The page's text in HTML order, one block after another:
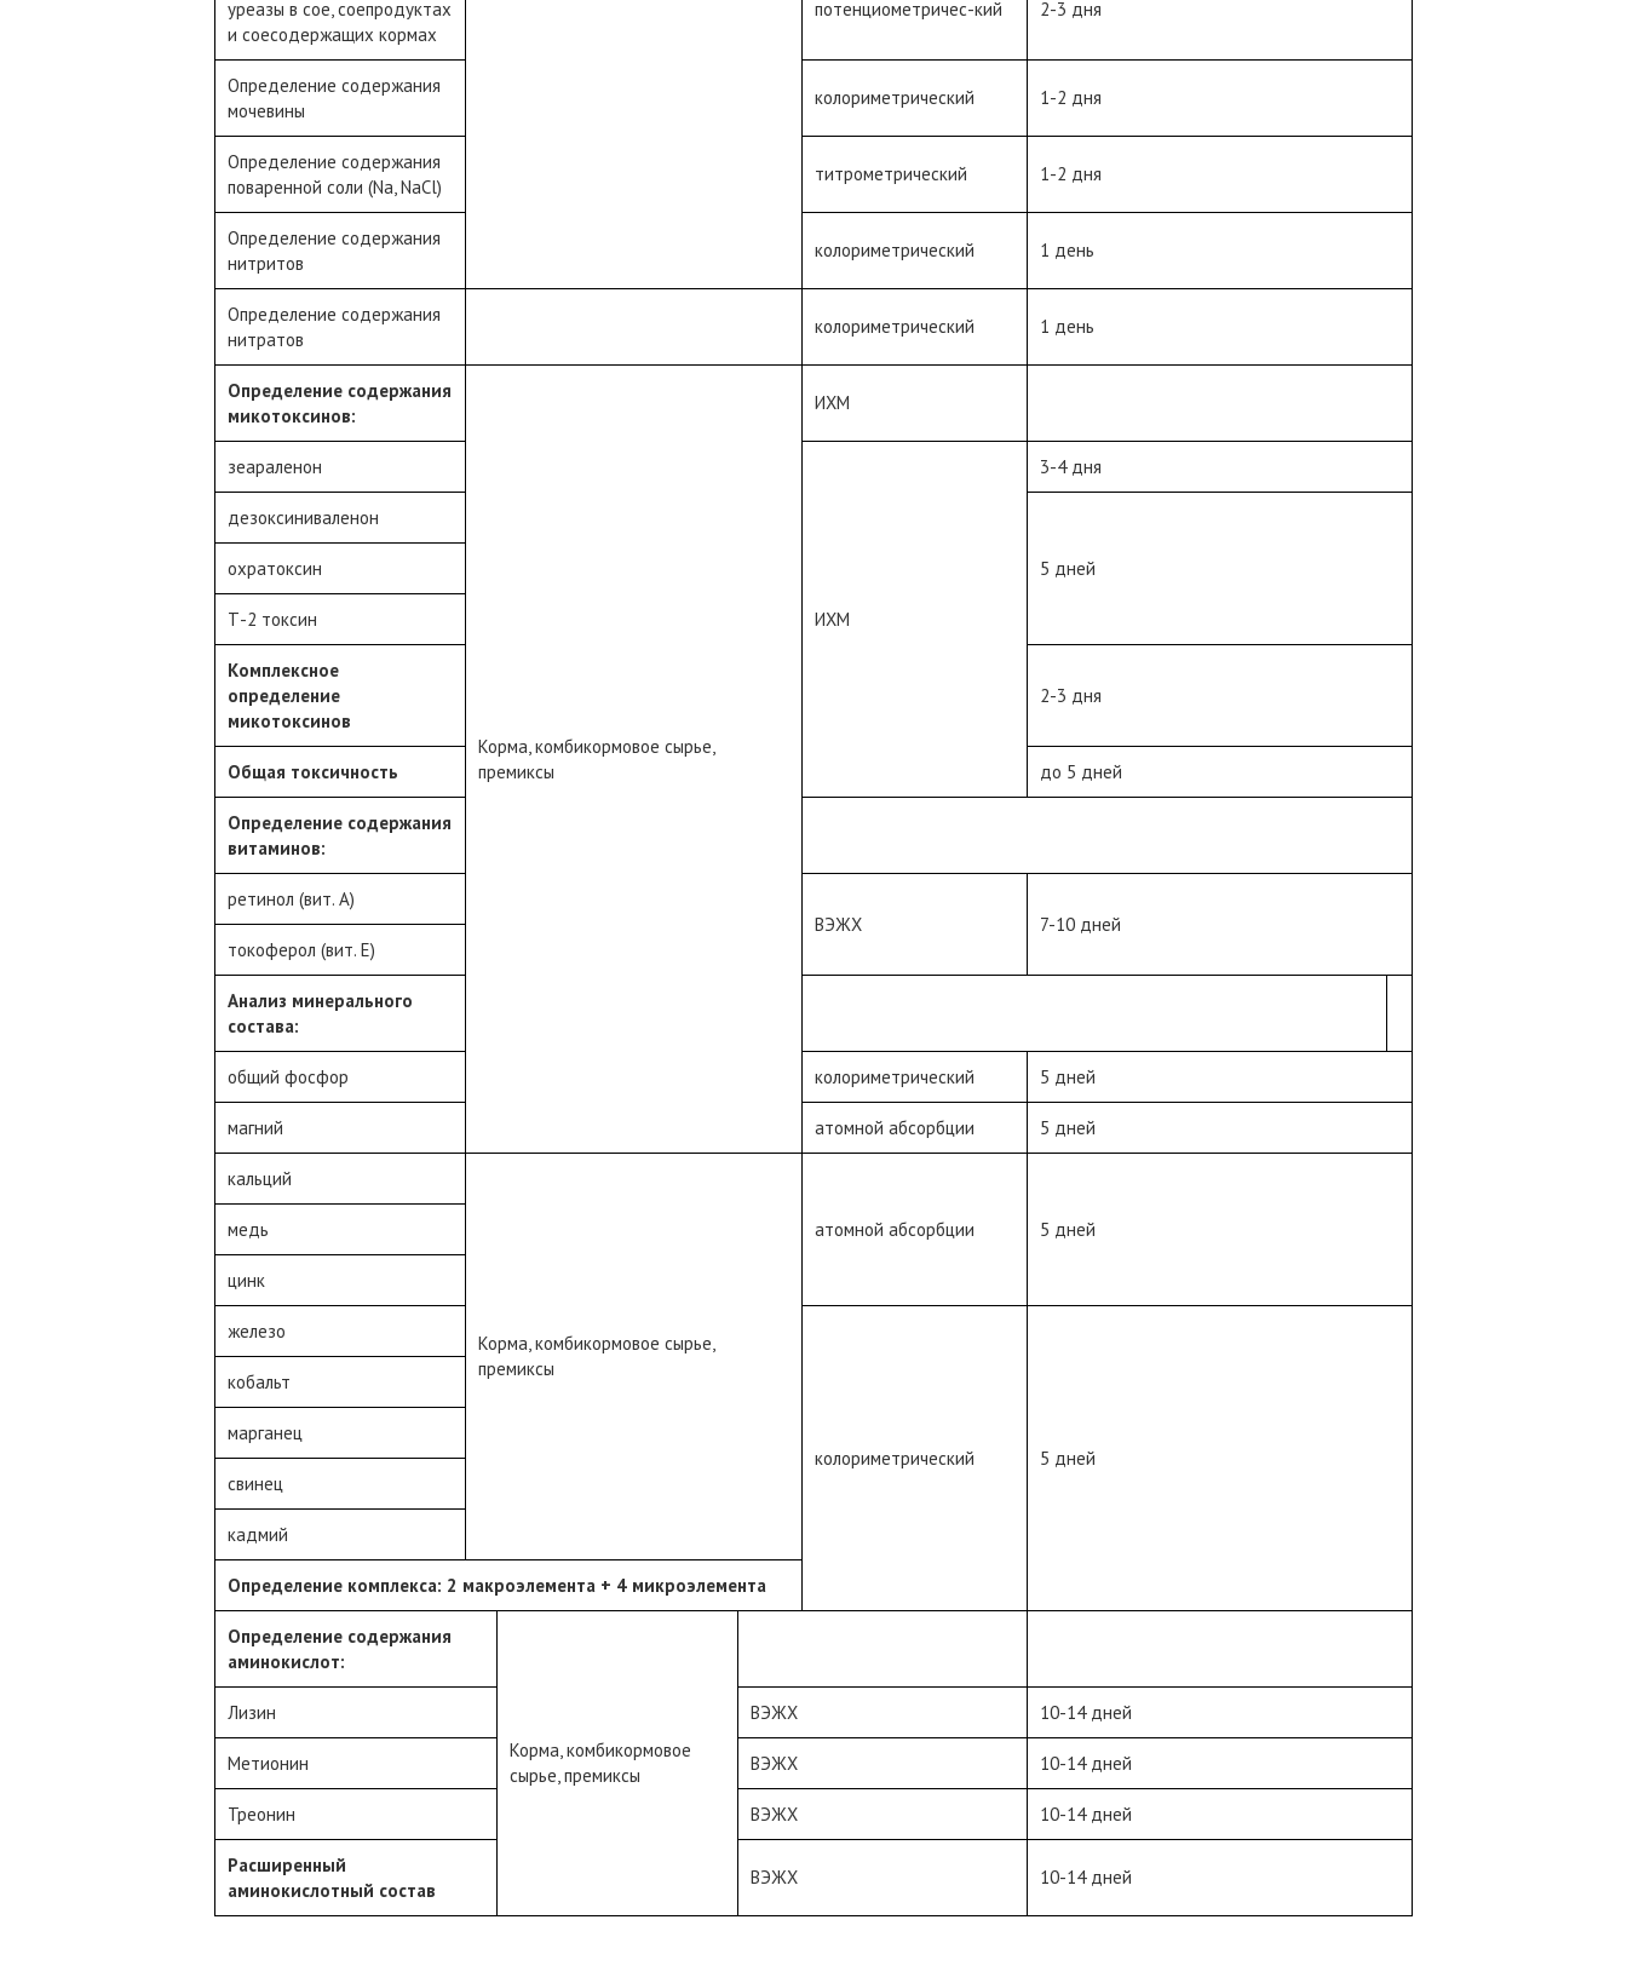
уреазы в сое, соепродуктах
и соесодержащих кормах
потенциометричес-кий 2-3 дня
Определение содержания
мочевины
колориметрический 1-2 дня
Определение содержания
поваренной соли (Na, NaCl)
титрометрический 1-2 дня
Определение содержания
нитритов
колориметрический 1 день
Определение содержания
нитратов
колориметрический 1 день
Определение содержания
микотоксинов:
Корма, комбикормовое сырье,
премиксы
ИХМ
зеараленон
ИХМ
3-4 дня
дезоксиниваленон
5 дней
охратоксин
Т-2 токсин
Комплексное
определение
микотоксинов
2-3 дня
Общая токсичность до 5 дней
Определение содержания
витаминов:
ретинол (вит. А)
ВЭЖХ
7-10 дней
токоферол (вит. Е)
Анализ минерального
состава:
общий фосфор колориметрический 5 дней
магний атомной абсорбции 5 дней
кальций
Корма, комбикормовое сырье,
премиксы
атомной абсорбции 5 дней
медь
цинк
железо
колориметрический 5 дней
кобальт
марганец
свинец
кадмий
Определение комплекса: 2 макроэлемента + 4 микроэлемента
Определение содержания
аминокислот:
Корма, комбикормовое
сырье, премиксы
Лизин ВЭЖХ 10-14 дней
Метионин ВЭЖХ 10-14 дней
Треонин ВЭЖХ 10-14 дней
Расширенный
аминокислотный состав
ВЭЖХ 10-14 дней